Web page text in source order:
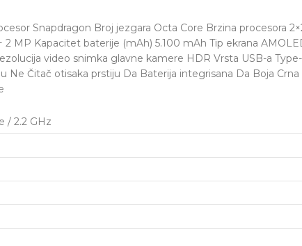
Snapdragon Broj jezgara Octa Core Brzina procesora
MP Kapacitet baterije (mAh) 5.100 mAh Tip ekrana
video snimka glavne kamere HDR Vrsta USB-a
Čitač otisaka prstiju Da Baterija integrisana Da Boja Crna
/ 2.2 GHz